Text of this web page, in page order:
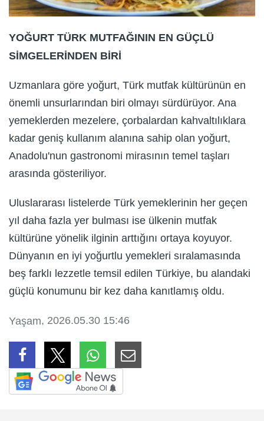
YOĞURT TÜRK MUTFAĞININ EN GÜÇLÜ
SİMGELERİNDEN BİRİ
Uzmanlara göre yoğurt, Türk mutfak kültürünün en
önemli unsurlarından biri olmayı sürdürüyor. Ana
yemeklerden mezelere, çorbalardan kahvaltılıklara
kadar geniş kullanım alanına sahip olan yoğurt,
Anadolu'nun gastronomi mirasının temel taşları
arasında gösteriliyor.
Uluslararası listelerde Türk yemeklerinin her geçen
yıl daha fazla yer bulması ise ülkenin mutfak
kültürüne yönelik ilginin arttığını ortaya koyuyor.
Dünyanın en iyi yoğurtlu yemekleri sıralamasında
beş farklı lezzetle temsil edilen Türkiye, bu alandaki
güçlü konumunu bir kez daha kanıtlamış oldu.
Yaşam, 2026.05.30 15:46